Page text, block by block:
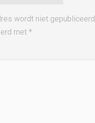
wordt niet gepubliceerd.
met*